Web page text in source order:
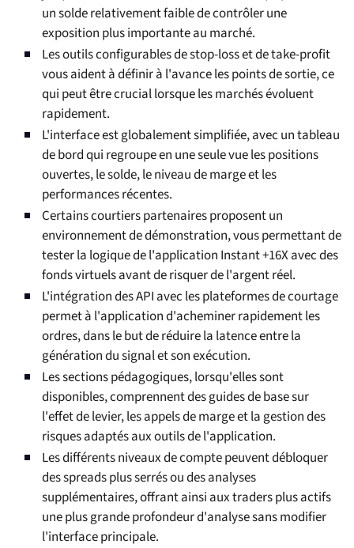
un solde relativement faible de contrôler une
exposition plus importante au marché.
Les outils configurables de stop-loss et de take-profit
vous aident à définir à l'avance les points de sortie, ce
qui peut être crucial lorsque les marchés évoluent
rapidement.
L'interface est globalement simplifiée, avec un tableau
de bord qui regroupe en une seule vue les positions
ouvertes, le solde, le niveau de marge et les
performances récentes.
Certains courtiers partenaires proposent un
environnement de démonstration, vous permettant de
tester la logique de l'application Instant +16X avec des
fonds virtuels avant de risquer de l'argent réel.
L'intégration des API avec les plateformes de courtage
permet à l'application d'acheminer rapidement les
ordres, dans le but de réduire la latence entre la
génération du signal et son exécution.
Les sections pédagogiques, lorsqu'elles sont
disponibles, comprennent des guides de base sur
l'effet de levier, les appels de marge et la gestion des
risques adaptés aux outils de l'application.
Les différents niveaux de compte peuvent débloquer
des spreads plus serrés ou des analyses
supplémentaires, offrant ainsi aux traders plus actifs
une plus grande profondeur d'analyse sans modifier
l'interface principale.